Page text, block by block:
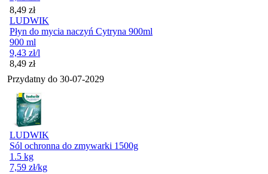
Cena
8,49 zł
LUDWIK
Płyn do mycia naczyń Cytryna 900ml
900 ml
9,43 zł/l
Cena
8,49 zł
Przydatny do 30-07-2029
LUDWIK
Sól ochronna do zmywarki 1500g
1.5 kg
7,59 zł/kg